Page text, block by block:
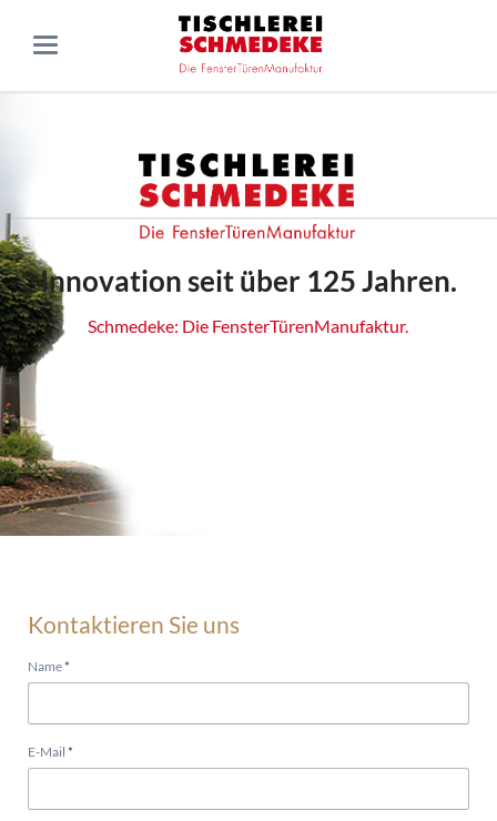
Innovation seit über 125 Jahren.
Schmedeke: Die FensterTürenManufaktur.
Kontaktieren Sie uns
Pflichtfeld
Name*
Pflichtfeld
E-Mail *